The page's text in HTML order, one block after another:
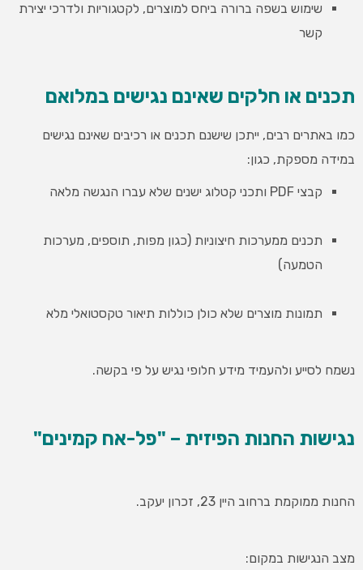
שימוש בשפה ברורה ביחס למוצרים, לקטגוריות ולדרכי יצירת
קשר
תכנים או חלקים שאינם נגישים במלואם
כמו באתרים רבים, ייתכן שישנם תכנים או רכיבים שאינם נגישים
במידה מספקת, כגון:
קבצי PDF ותכני קטלוג ישנים שלא עברו הנגשה מלאה
תכנים ממערכות חיצוניות (כגון מפות, תוספים, מערכות
הטמעה)
תמונות מוצרים שלא כולן כוללות תיאור טקסטואלי מלא
נשמח לסייע ולהעמיד מידע חלופי נגיש על פי בקשה.
נגישות החנות הפיזית – "פל-אח קמינים"
החנות ממוקמת ברחוב היין 23, זכרון יעקב.
מצב הנגישות במקום: